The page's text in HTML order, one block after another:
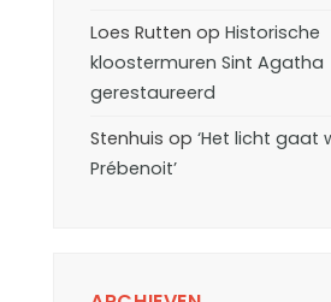
Loes Rutten op Historische
kloostermuren Sint Agatha
gerestaureerd
Stenhuis op ‘Het licht gaat
Prébenoit’